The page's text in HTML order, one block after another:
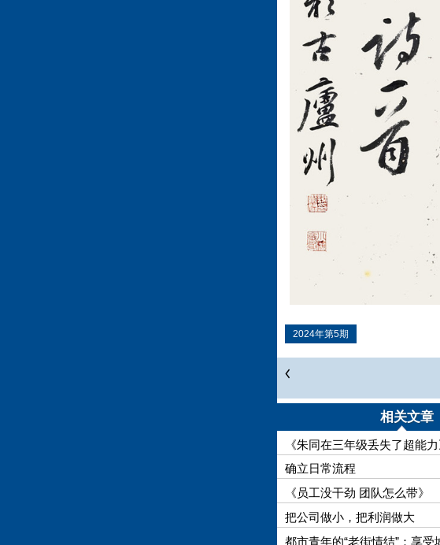
2024年第5期
相关文章
《朱同在三年级丢失了超能
确立日常流程
《员工没干劲 团队怎么带》
把公司做小，把利润做大
都市青年的“老街情结”：享受